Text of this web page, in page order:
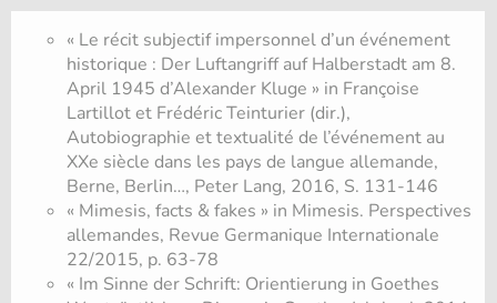
« Le récit subjectif impersonnel d’un événement
historique : Der Luftangriff auf Halberstadt am 8.
April 1945 d’Alexander Kluge » in Françoise
Lartillot et Frédéric Teinturier (dir.),
Autobiographie et textualité de l’événement au
XXe siècle dans les pays de langue allemande,
Berne, Berlin…, Peter Lang, 2016, S. 131-146
« Mimesis, facts & fakes » in Mimesis. Perspectives
allemandes, Revue Germanique Internationale
22/2015, p. 63-78
« Im Sinne der Schrift: Orientierung in Goethes